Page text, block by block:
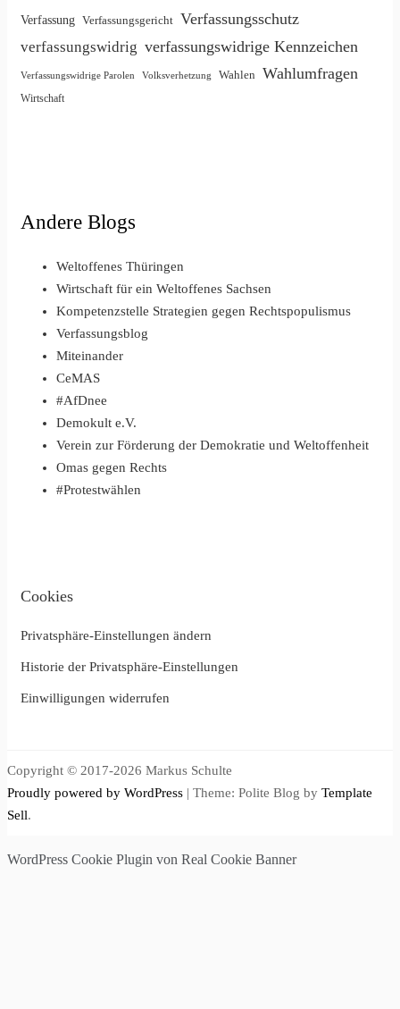
Verfassung Verfassungsgericht Verfassungsschutz
verfassungswidrig verfassungswidrige Kennzeichen
Verfassungswidrige Parolen Volksverhetzung Wahlen Wahlumfragen
Wirtschaft
Andere Blogs
Weltoffenes Thüringen
Wirtschaft für ein Weltoffenes Sachsen
Kompetenzstelle Strategien gegen Rechtspopulismus
Verfassungsblog
Miteinander
CeMAS
#AfDnee
Demokult e.V.
Verein zur Förderung der Demokratie und Weltoffenheit
Omas gegen Rechts
#Protestwählen
Cookies
Privatsphäre-Einstellungen ändern
Historie der Privatsphäre-Einstellungen
Einwilligungen widerrufen
Copyright © 2017-2026 Markus Schulte
Proudly powered by WordPress | Theme: Polite Blog by Template
Sell.
WordPress Cookie Plugin von Real Cookie Banner